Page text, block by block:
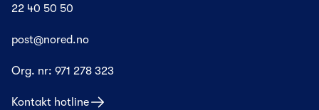
22 40 50 50
post@nored.no
Org. nr: 971 278 323
Kontakt hotline